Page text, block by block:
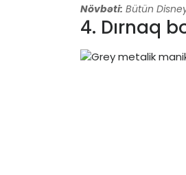
Növbəti: Bütün
4. Dırnaq